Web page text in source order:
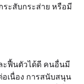
ระสับกระส่าย หรือมี
ละฟื้นตัวได้ดี คนอื่นมี
อเนื่อง การสนับสนุน